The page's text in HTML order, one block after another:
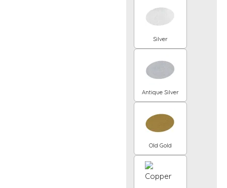
Silver
Antique Silver
Old Gold